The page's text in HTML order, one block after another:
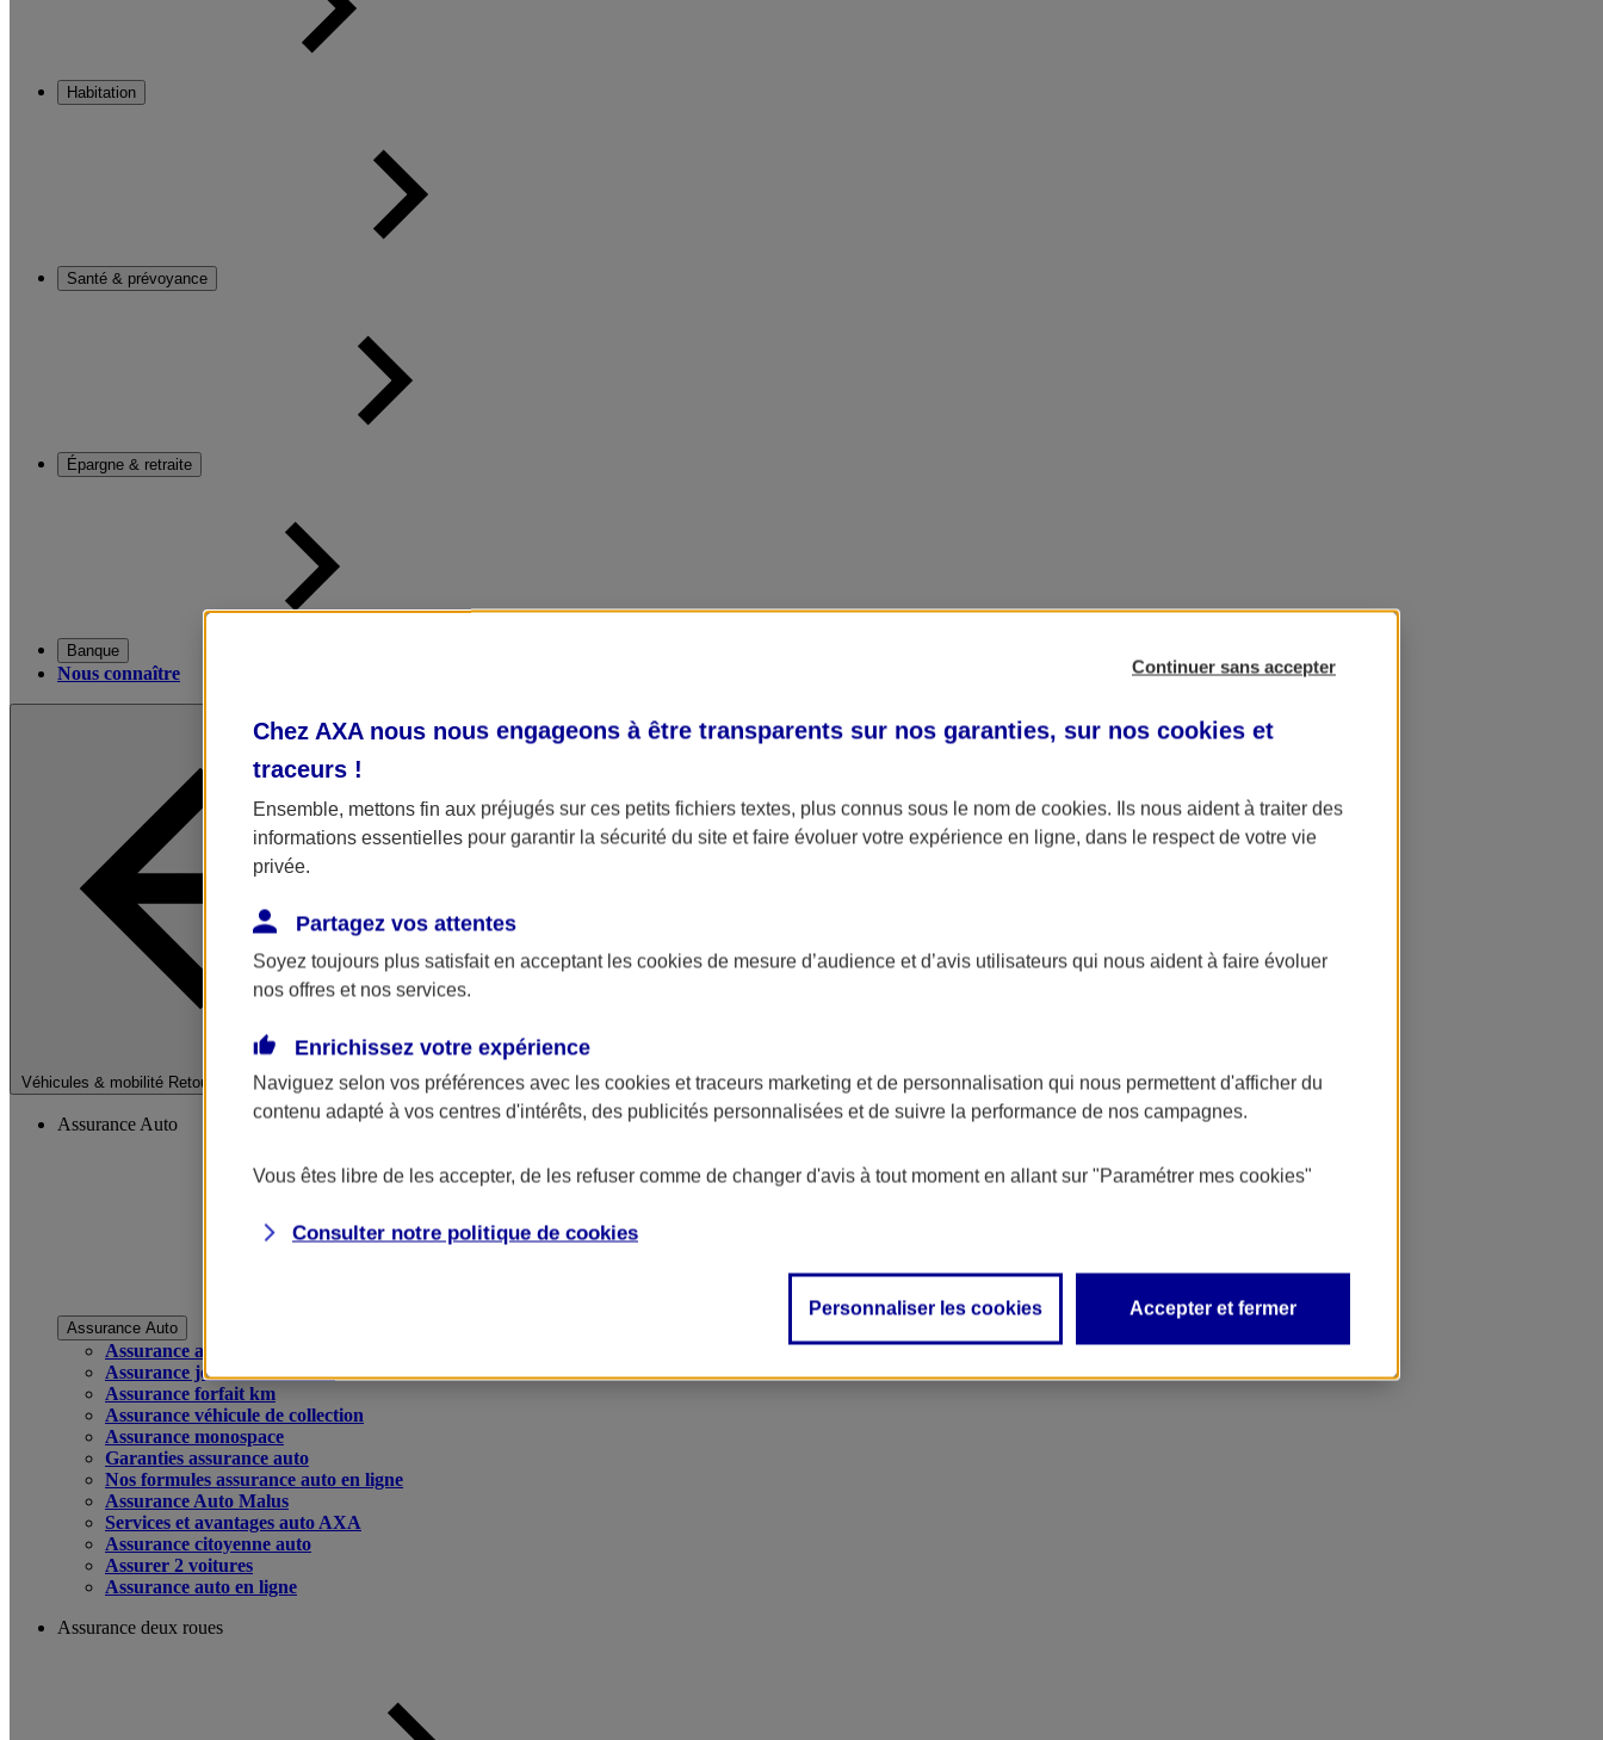
Habitation
Santé & prévoyance
Épargne & retraite
Banque
Nous connaître
Véhicules & mobilité Retour à la section précédente
Fermer le menu principal
Assurance Auto
Assurance Auto
Assurance auto
Assurance jeune conducteur
Assurance forfait km
Assurance véhicule de collection
Assurance monospace
Garanties assurance auto
Nos formules assurance auto en ligne
Assurance Auto Malus
Services et avantages auto AXA
Assurance citoyenne auto
Assurer 2 voitures
Assurance auto en ligne
Assurance deux roues
Continuer sans accepter
Chez AXA nous nous engageons à être transparents sur nos garanties, sur nos cookies et
traceurs !
Ensemble, mettons fin aux préjugés sur ces petits fichiers textes, plus connus sous le nom de cookies. Ils nous aident à traiter des
informations essentielles pour garantir la sécurité du site et faire évoluer votre expérience en ligne, dans le respect de votre vie
privée.
Partagez vos attentes
Soyez toujours plus satisfait en acceptant les cookies de mesure d’audience et d’avis utilisateurs qui nous aident à faire évoluer
nos offres et nos services.
Enrichissez votre expérience
Naviguez selon vos préférences avec les cookies et traceurs marketing et de personnalisation qui nous permettent d'afficher du
contenu adapté à vos centres d'intérêts, des publicités personnalisées et de suivre la performance de nos campagnes.
Vous êtes libre de les accepter, de les refuser comme de changer d'avis à tout moment en allant sur "Paramétrer mes cookies"
Consulter notre politique de cookies
Personnaliser les cookies Accepter et fermer